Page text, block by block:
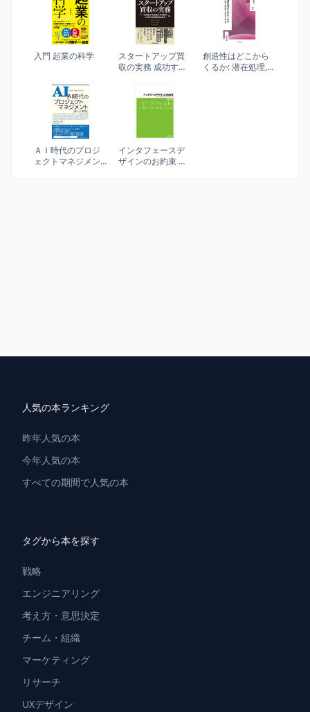
入門 起業の科学
スタートアップ買
収の実務 成功する
略投資
創造性はどこから
くるか: 潜在処理,外
ＡＩ時代のプロジ
ェクトマネジメン
インタフェースデ
ザインのお約束 ―
人気の本ランキング
昨年人気の本
今年人気の本
すべての期間で人気の本
タグから本を探す
戦略
エンジニアリング
考え方・意思決定
チーム・組織
マーケティング
リサーチ
UXデザイン